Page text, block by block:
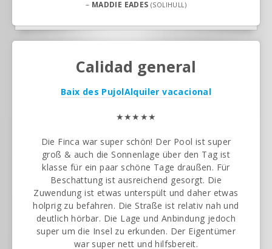
– MADDIE EADES (SOLIHULL)
Calidad general
Baix des PujolAlquiler vacacional
★★★★★
Die Finca war super schön! Der Pool ist super
groß & auch die Sonnenlage über den Tag ist
klasse für ein paar schöne Tage draußen. Für
Beschattung ist ausreichend gesorgt. Die
Zuwendung ist etwas unterspült und daher etwas
holprig zu befahren. Die Straße ist relativ nah und
deutlich hörbar. Die Lage und Anbindung jedoch
super um die Insel zu erkunden. Der Eigentümer
war super nett und hilfsbereit.